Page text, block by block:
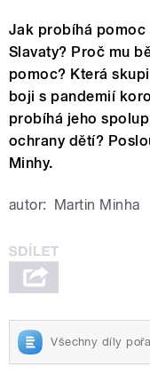
Jak probíhá pomoc
Slavaty? Proč mu
pomoc? Která
boji s pandemií
probíhá jeho
ochrany dětí?
Minhy.
autor: Martin Minha
Všechny díly